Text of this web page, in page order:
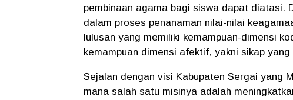
pembinaan agama bagi siswa dapat diatasi.
dalam proses penanaman nilai-nilai
lulusan yang memiliki kemampuan-dimensi
kemampuan dimensi afektif, yakni sikap
Sejalan dengan visi Kabupaten Sergai yang
mana salah satu misinya adalah